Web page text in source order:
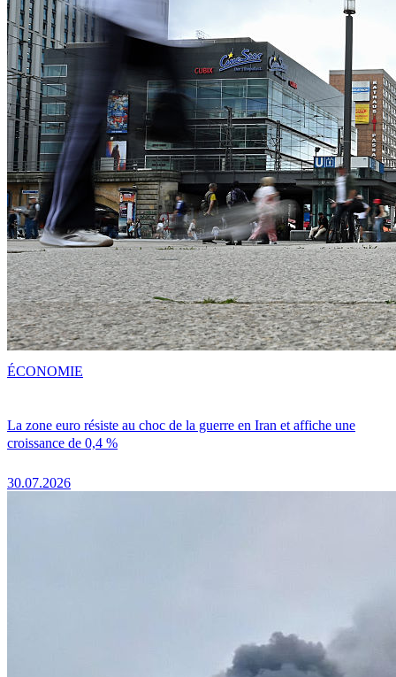
La zone euro résiste au choc de la guerre en Iran et affiche une
croissance de 0,4 %
30.07.2026
ÉCONOMIE